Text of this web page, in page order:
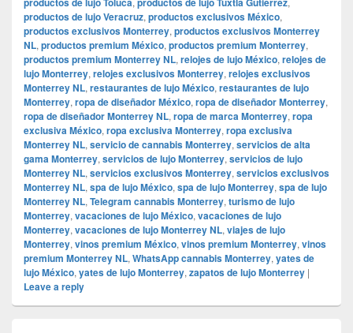
productos de lujo Veracruz, productos exclusivos México,
productos exclusivos Monterrey, productos exclusivos Monterrey
NL, productos premium México, productos premium Monterrey,
productos premium Monterrey NL, relojes de lujo México, relojes de
lujo Monterrey, relojes exclusivos Monterrey, relojes exclusivos
Monterrey NL, restaurantes de lujo México, restaurantes de lujo
Monterrey, ropa de diseñador México, ropa de diseñador Monterrey,
ropa de diseñador Monterrey NL, ropa de marca Monterrey, ropa
exclusiva México, ropa exclusiva Monterrey, ropa exclusiva
Monterrey NL, servicio de cannabis Monterrey, servicios de alta
gama Monterrey, servicios de lujo Monterrey, servicios de lujo
Monterrey NL, servicios exclusivos Monterrey, servicios exclusivos
Monterrey NL, spa de lujo México, spa de lujo Monterrey, spa de lujo
Monterrey NL, Telegram cannabis Monterrey, turismo de lujo
Monterrey, vacaciones de lujo México, vacaciones de lujo
Monterrey, vacaciones de lujo Monterrey NL, viajes de lujo
Monterrey, vinos premium México, vinos premium Monterrey, vinos
premium Monterrey NL, WhatsApp cannabis Monterrey, yates de
lujo México, yates de lujo Monterrey, zapatos de lujo Monterrey |
Leave a reply